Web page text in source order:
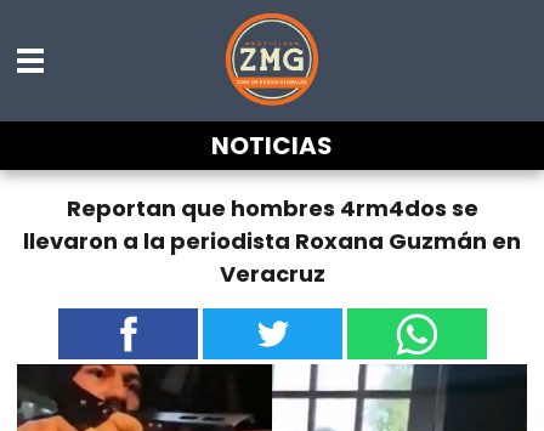
NOTICIAS
Reportan que hombres 4rm4dos se
llevaron a la periodista Roxana Guzmán en
Veracruz